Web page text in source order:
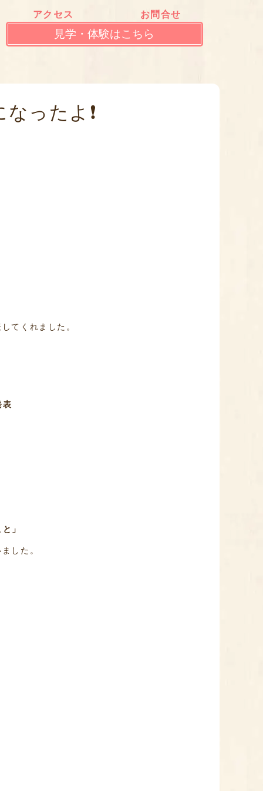
アクセス お問合せ
見学・体験はこちら
ったよ❗️
てくれました。
表
」
した。